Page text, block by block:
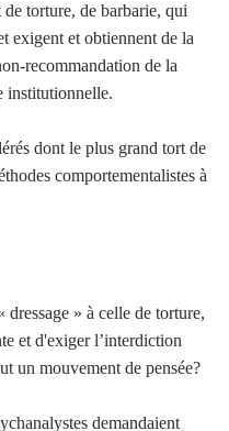
torture, de barbarie, qui
exigent et obtiennent de la
recommandation de la
institutionnelle.
dont le plus grand tort de
comportementalistes à
» à celle de torture,
et d'exiger l’interdiction
un mouvement de pensée?
demandaient